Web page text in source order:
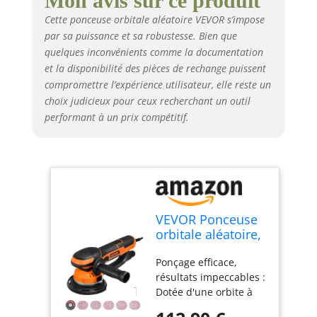
offrant un contrôle
plus facile pour les
tâches de ponçage
régulières et laissant
des surfaces lisses
sans traces de
tourbillon. Le mode
orbite excentrique
forcé est conçu pour
le matériau et
améliorant l'efficacité
du ponçage Contrôle
de précision à 6
vitesses : avec 6
allant de 3 300 à 7 400
tr/min, notre ponceuse
orbitale électrique
Cette ponceuse orbitale aléatoire VEVOR s’impose
par sa puissance et sa robustesse. Bien que
quelques inconvénients comme la documentation
et la disponibilité des pièces de rechange puissent
compromettre l’expérience utilisateur, elle reste un
choix judicieux pour ceux recherchant un outil
performant à un prix compétitif.
VEVOR Ponceuse
orbitale aléatoire,
ponceuse
excentrique
électrique à
double action DA
Ponçage efficace,
résultats impeccables :
Dotée d'une orbite à